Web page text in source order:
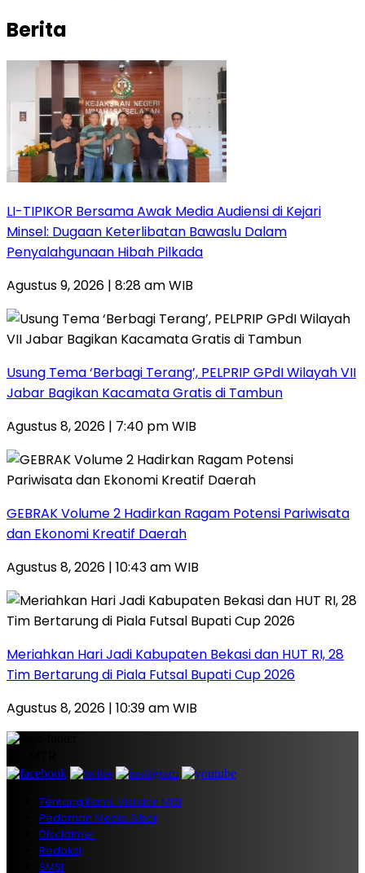
Berita
LI-TIPIKOR Bersama Awak Media Audiensi di Kejari
Minsel: Dugaan Keterlibatan Bawaslu Dalam
Penyalahgunaan Hibah Pilkada
Agustus 9, 2026 | 8:28 am WIB
‎Usung Tema ‘Berbagi Terang’, PELPRIP GPdI Wilayah VII
Jabar Bagikan Kacamata Gratis di Tambun
Agustus 8, 2026 | 7:40 pm WIB
GEBRAK Volume 2 Hadirkan Ragam Potensi Pariwisata
dan Ekonomi Kreatif Daerah
Agustus 8, 2026 | 10:43 am WIB
Meriahkan Hari Jadi Kabupaten Bekasi dan HUT RI, 28
Tim Bertarung di Piala Futsal Bupati Cup 2026
Agustus 8, 2026 | 10:39 am WIB
Tentang Kami, Visi dan Misi
Pedoman Media Siber
Disclaimer
Redaksi
SMSI